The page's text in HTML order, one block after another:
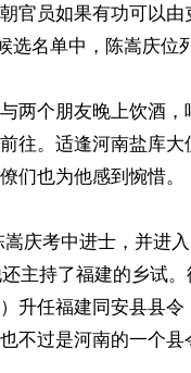
官员如果有功可以
选名单中，陈嵩庆位
两个朋友晚上饮酒
往。适逢河南盐库
们也为他感到惋惜。
主持了福建的乡试
升任福建同安县县
不过是河南的一个县